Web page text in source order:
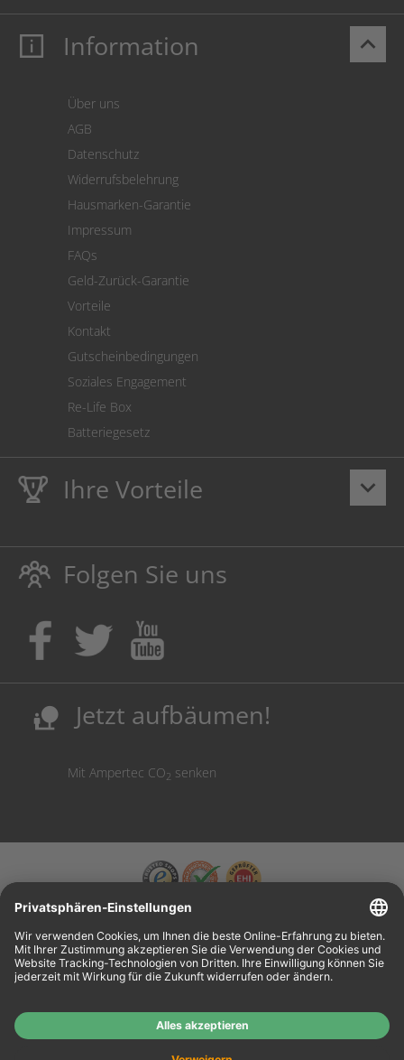
Mein Konto
Cookie Einstellungen
keyboard_arrow_up
Information
Über uns
AGB
Datenschutz
Widerrufsbelehrung
Hausmarken-Garantie
Impressum
FAQs
Geld-Zurück-Garantie
Vorteile
Kontakt
Gutscheinbedingungen
Soziales Engagement
Re-Life Box
Batteriegesetz
keyboard_arrow_down
Ihre Vorteile
LebenslangeHausmarke Garantieauf Toner und Tinte
schützt auch Ihren Drucker.
Umweltfreundlich dadurch Abfallvermeidung.
Kaufen Sie Tinte & Toner ruhig da, wo Ihre Kinder einen
Ausbildungsplatz bekommen!
Kosten senken, Ressourcen schonen.
Folgen Sie uns
nature_people Jetzt aufbäumen!
Mit Ampertec CO2 senken